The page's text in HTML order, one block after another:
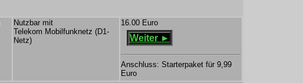
Nutzbar mit
Telekom Mobilfunknetz (D1-
Netz)
16.00 Euro
Weiter ►
Anschluss: Starterpaket für 9,99
Euro